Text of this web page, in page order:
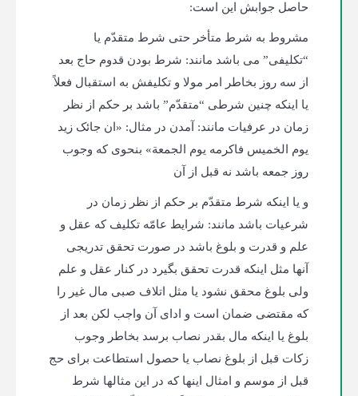
حاصل جوابش این است:
مشروط به شرط متأخر حتی شرط متقدّم یا
“تکلیفی” می باشد مانند: شرط بودن قدوم حاج بعد
از سه روز بخاطر امر مولا و تکلیفش به استقبال فعلاً
یا اینکه چنین شرطی “متقدّم” باشد بر حکم از نظر
زمان در عرفیات مانند: آمدن در مثال: «ان جائک زید
یوم الخمیس فاکرمه یوم الجمعة» بنحوی که وجوب
روز جمعه باشد نه قبل از آن
و یا اینکه شرط متقدّم بر حکم از نظر زمان در
شرعیات باشد مانند: شرایط عامّه تکلیف که عقل و
علم و قدرت و بلوغ باشد در صورت تحقق تدریجی
آنها مثل اینکه قدرت تحقق بگیرد در کنار عقل و علم
ولی بلوغ محقق نشود یا مثل اتلاف صبی مال غیر را
که مقتضی ضمان است و ادای آن واجب لکن بعد از
بلوغ یا اینکه مال بقدر نصاب برسد بخاطر وجوب
زکات قبل از بلوغ نصاب یا حصول استطاعت برای حج
قبل از موسم و امثال اینها که در این مثال­ها شرط